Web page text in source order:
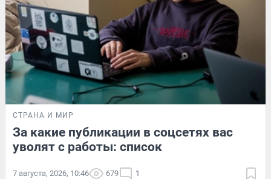
СТРАНА И МИР
За какие публикации в соцсетях вас
уволят с работы: список
7 августа, 2026, 10:46 679 1